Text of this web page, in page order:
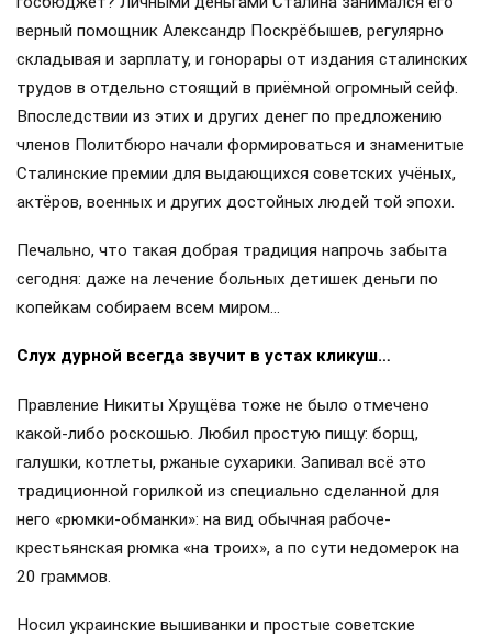
верный помощник Александр Поскрёбышев, регулярно
складывая и зарплату, и гонорары от издания сталинских
трудов в отдельно стоящий в приёмной огромный сейф.
Впоследствии из этих и других денег по предложению
членов Политбюро начали формироваться и знаменитые
Сталинские премии для выдающихся советских учёных,
актёров, военных и других достойных людей той эпохи.
Печально, что такая добрая традиция напрочь забыта
сегодня: даже на лечение больных детишек деньги по
копейкам собираем всем миром…
Слух дурной всегда звучит в устах кликуш…
Правление Никиты Хрущёва тоже не было отмечено
какой-либо роскошью. Любил простую пищу: борщ,
галушки, котлеты, ржаные сухарики. Запивал всё это
традиционной горилкой из специально сделанной для
него «рюмки-обманки»: на вид обычная рабоче-
крестьянская рюмка «на троих», а по сути недомерок на
20 граммов.
Носил украинские вышиванки и простые советские